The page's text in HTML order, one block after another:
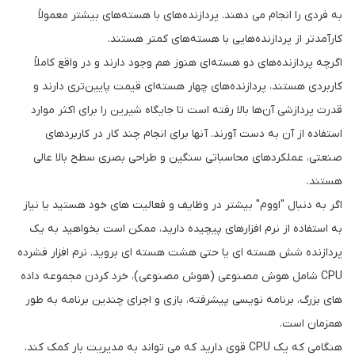
به فردی را انجام می دهند. پردازنده‌های با هسته‌های بیشتر معمولاً
کارآمدتر از پردازنده‌هایی با هسته‌های کمتر هستند.
اگرچه پردازنده‌های دو هسته‌ای هنوز هم وجود دارند و در واقع کاملاً
کاربردی هستند، پردازنده‌های چهار هسته‌ای قیمت پایین‌تری دارند و
قدرت پردازشی آن‌ها بالا رفته است تا جایگاه شیرین را برای اکثر موارد
استفاده از آن به دست آورند. آنها برای انجام چند کار در کاربردهای
صنعتی، عملکردهای محاسباتی سنگین و طراحی بصری سطح بالا عالی
هستند.
اگر به دنبال "اووم" بیشتر در وظایف و فعالیت های خود هستید یا نیاز
به استفاده از نرم افزارهای پیچیده دارید، ممکن است بخواهید به یک
پردازنده شش هسته ای یا حتی هشت هسته ای بروید. نرم افزار فشرده
CPU شامل هوش مصنوعی (هوش مصنوعی)، خرد کردن مجموعه داده
های بزرگ، برنامه نویسی پیشرفته، بازی و اجرای چندین برنامه به طور
همزمان است.
هنگامی که یک CPU قوی دارید که می تواند به مدیریت بار کمک کند،